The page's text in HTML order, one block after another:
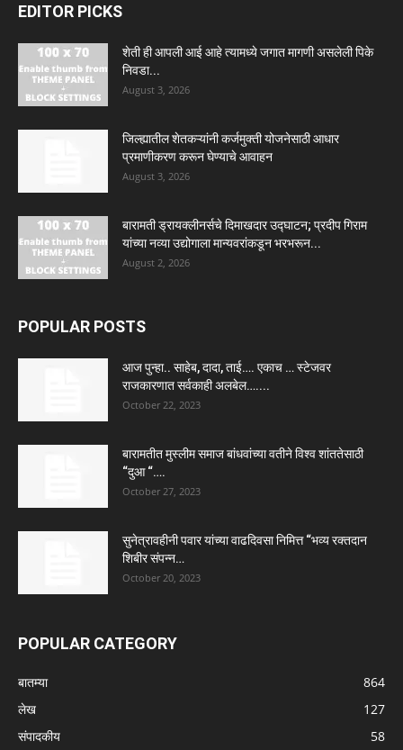
EDITOR PICKS
शेती ही आपली आई आहे त्यामध्ये जगात मागणी असलेली पिके
निवडा...
August 3, 2026
जिल्ह्यातील शेतकऱ्यांनी कर्जमुक्ती योजनेसाठी आधार
प्रमाणीकरण करून घेण्याचे आवाहन
August 3, 2026
बारामती ड्रायक्लीनर्सचे दिमाखदार उद्घाटन; प्रदीप गिराम
यांच्या नव्या उद्योगाला मान्यवरांकडून भरभरून...
August 2, 2026
POPULAR POSTS
आज पुन्हा.. साहेब, दादा, ताई…. एकाच … स्टेजवर
राजकारणात सर्वकाही अलबेल…....
October 22, 2023
बारामतीत मुस्लीम समाज बांधवांच्या वतीने विश्व शांततेसाठी
“दुआ “….
October 27, 2023
सुनेत्रावहीनी पवार यांच्या वाढदिवसा निमित्त “भव्य रक्तदान
शिबीर संपन्न…
October 20, 2023
POPULAR CATEGORY
बातम्या
864
लेख
127
संपादकीय
58